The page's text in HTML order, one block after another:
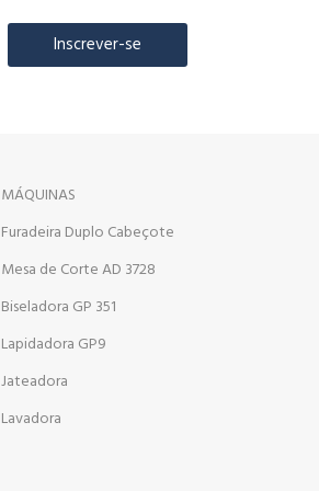
Inscrever-se
MÁQUINAS
Furadeira Duplo Cabeçote
Mesa de Corte AD 3728
Biseladora GP 351
Lapidadora GP9
Jateadora
Lavadora